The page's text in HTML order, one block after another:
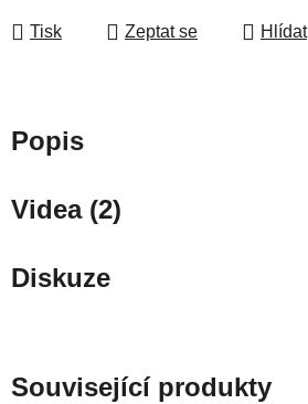
Tisk Zeptat se Hlídat
Popis
Videa (2)
Diskuze
Související produkty